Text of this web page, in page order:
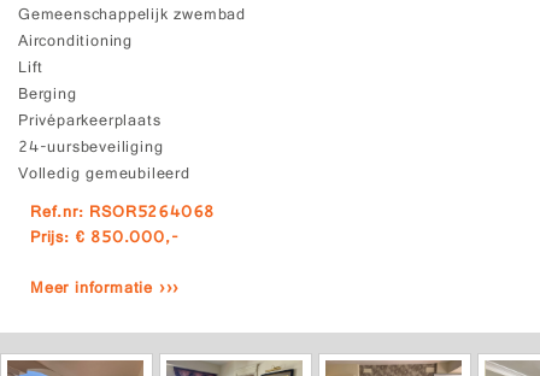
Gemeenschappelijk zwembad
Airconditioning
Lift
Berging
Privéparkeerplaats
24-uursbeveiliging
Volledig gemeubileerd
Ref.nr: RSOR5264068
Prijs: € 850.000,-
Meer informatie ›››